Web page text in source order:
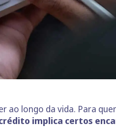
ao longo da vida. Para
implica certos